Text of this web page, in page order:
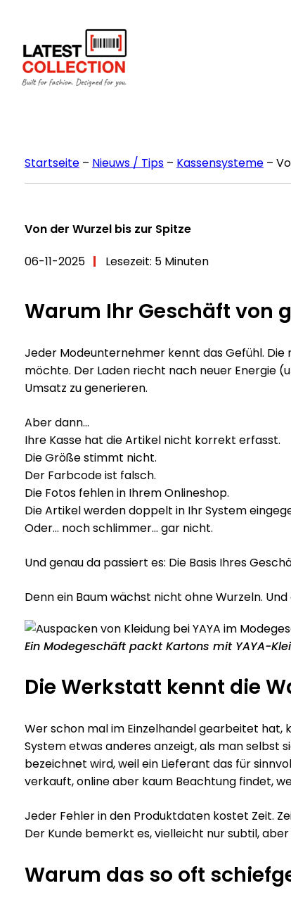
springen
Startseite– Nieuws / Tips– Kassensysteme–
Von der Wurzel bis zur Spitze
06-11-2025
Lesezeit: 5 Minuten
Warum Ihr Geschäft von
Jeder Modeunternehmer kennt das Gefühl.
möchte. Der Laden riecht nach neuer Energie
Umsatz zu generieren.
Aber dann…
Ihre Kasse hat die Artikel nicht korrekt erfasst.
Die Größe stimmt nicht.
Der Farbcode ist falsch.
Die Fotos fehlen in Ihrem Onlineshop.
Die Artikel werden doppelt in Ihr System
Oder… noch schlimmer… gar nicht.
Und genau da passiert es: Die Basis Ihres
Denn ein Baum wächst nicht ohne Wurzeln.
Ein Modegeschäft packt Kartons mit YAYA-
Die Werkstatt kennt die
Wer schon mal im Einzelhandel gearbeitet hat,
System etwas anderes anzeigt, als man selbst
bezeichnet wird, weil ein Lieferant das für
verkauft, online aber kaum Beachtung findet,
Jeder Fehler in den Produktdaten kostet Zeit.
Der Kunde bemerkt es, vielleicht nur subtil,
Warum das so oft